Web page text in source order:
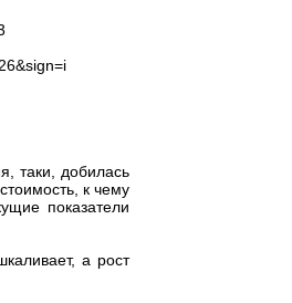
таки, добилась
к чему
показатели
а рост